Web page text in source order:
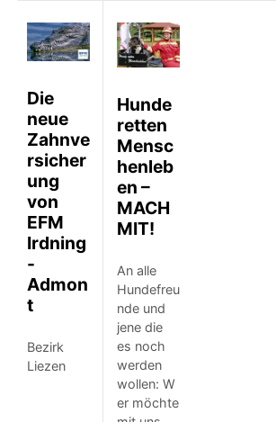
Die
neue
Zahnve
rsicher
ung
von
EFM
Irdning
-
Admon
t
Bezirk
Liezen
Hunde
retten
Mensc
henleb
en –
MACH
MIT!
An alle
Hundefreu
nde und
jene die
es noch
werden
wollen: W
er möchte